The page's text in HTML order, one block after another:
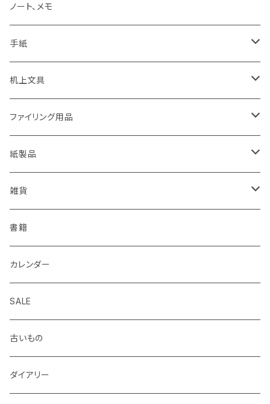
KAWEKO
LYRA
rotling
Laufern
EISEN
KOHINOOR
Helix
BIC
centropen
AUTOPOINT
PARKER
Noritake
カキノジン
フジワラリツ
kanaexpress
久奈屋
はらぺこめがね
ALASKA BUNGU
ノラヤ
杉本ふみ
みやしたゆみ
池田久美子
鉛筆まわり
ボールペン
カラーペン
シャープペンシル、芯ホルダー
万年筆
色鉛筆、クレヨン
ノート、メモ
手紙
ポストカード
ミニカード
便箋、一筆箋
封筒、ポチ袋
机上文具
糊、テープ、テープカッター
ハンコ、スタンプ、スタンプ台
ハサミ、カッター、カッティングマット
修正液、修正テープ
パンチ、ステープラー
定規、テンプレート
クリップ、割ピン、画鋲、輪ゴム、状差し
消しゴム
ファイリング用品
クリップボード
ファイル、カルトン
スクラップブック、アルバム
紙製品
伝票、領収書、納品書
メモカード、ラベルブック
マスキングテープ
付箋、シール
包装紙、紙袋
チケット、マッチラベル、切手
雑貨
ペンケース、お財布、ポーチ、カードケース
ブックカバー、栞、ブックスタンド
バッグ
バッジ、ブローチ、キーホルダー
ハンカチ、手ぬぐい
書籍
カレンダー
SALE
古いもの
ダイアリー